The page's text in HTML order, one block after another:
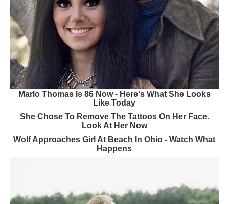
Marlo Thomas Is 86 Now - Here's What She Looks
Like Today
She Chose To Remove The Tattoos On Her Face.
Look At Her Now
Wolf Approaches Girl At Beach In Ohio - Watch What
Happens